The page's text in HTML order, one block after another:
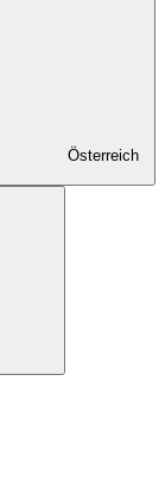
Österreich